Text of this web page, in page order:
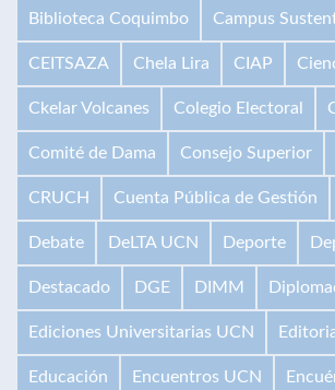
Biblioteca Coquimbo Campus
CEITSAZA Chela Lira CIAP
Ckelar Volcanes Colegio Electoral
Comité de Dama Consejo Superior
CRUCH Cuenta Pública de Gestión
Debate DeLTA UCN Deporte
Destacado DGE DIMM
Ediciones Universitarias UCN
Educación Encuentros UCN